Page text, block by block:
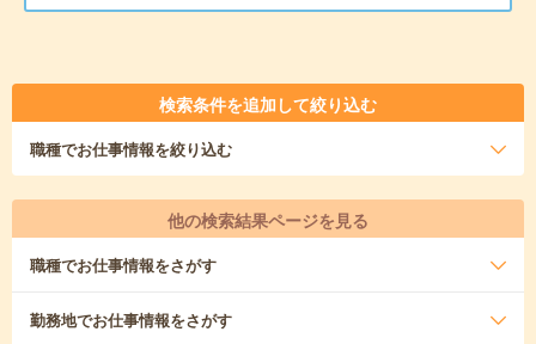
検索条件を追加して絞り込む
職種でお仕事情報を絞り込む
他の検索結果ページを見る
職種でお仕事情報をさがす
勤務地でお仕事情報をさがす